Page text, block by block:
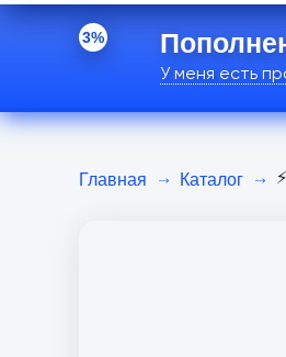
3%
У меня есть
Главная Каталог